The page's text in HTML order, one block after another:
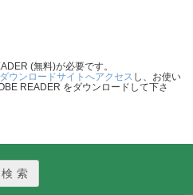
(無料)が必要です。
ダウンロードサイトへアクセス し、お使い
READER をダウンロードして下さ